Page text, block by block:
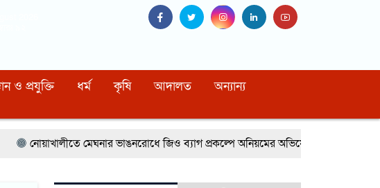
ও প্রযুক্তি ধর্ম কৃষি আদালত অন্যান্য
নোয়াখালীতে মেঘনার ভাঙনরোধে জিও ব্যাগ প্রকল্পে অনিয়মের অভিযোগ, নদীরকূলে